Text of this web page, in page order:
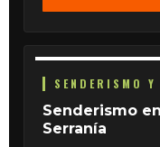
SENDERISMO
Senderismo
Serranía